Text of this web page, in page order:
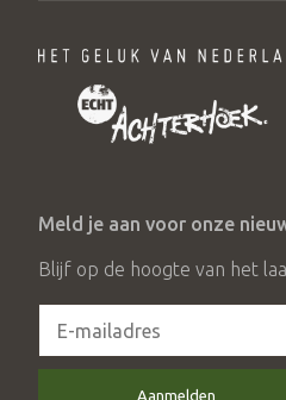
Meld je aan voor onze
Blijf op de hoogte van het
Aanmelden